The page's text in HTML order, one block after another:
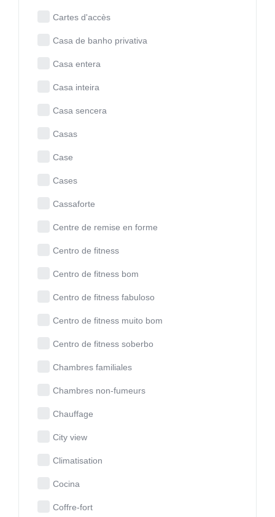
Cartes d'accès
Casa de banho privativa
Casa entera
Casa inteira
Casa sencera
Casas
Case
Cases
Cassaforte
Centre de remise en forme
Centro de fitness
Centro de fitness bom
Centro de fitness fabuloso
Centro de fitness muito bom
Centro de fitness soberbo
Chambres familiales
Chambres non-fumeurs
Chauffage
City view
Climatisation
Cocina
Coffre-fort